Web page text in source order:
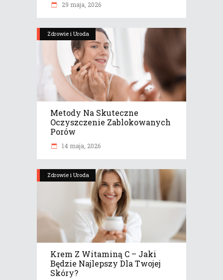
29 maja, 2026
Zdrowie i Uroda
Metody Na Skuteczne
Oczyszczenie Zablokowanych
Porów
14 maja, 2026
Zdrowie i Uroda
Krem Z Witaminą C – Jaki
Będzie Najlepszy Dla Twojej
Skóry?